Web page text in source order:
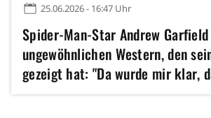
25.06.2026 - 16:47 Uhr
Spider-Man-Star Andrew
ungewöhnlichen Western, den
gezeigt hat: "Da wurde mir klar,
unglaublichen Geschmack hat"